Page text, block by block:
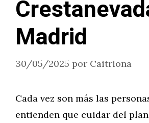
Madrid
30/05/2025 por Caitriona
Cada vez son más las
entienden que cuidar del